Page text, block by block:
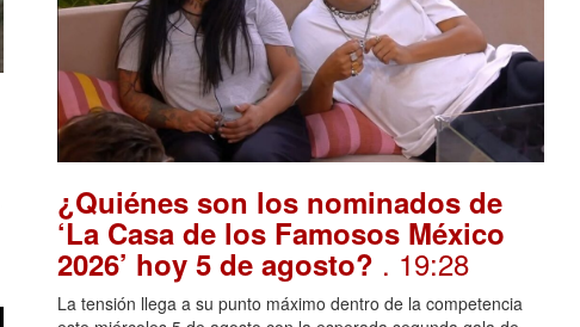
¿Quiénes son los nominados de
‘La Casa de los Famosos México
2026’ hoy 5 de agosto? . 19:28
La tensión llega a su punto máximo dentro de la competencia